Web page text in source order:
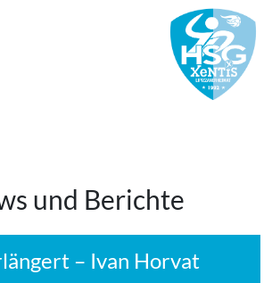
und Berichte
– Ivan Horvat